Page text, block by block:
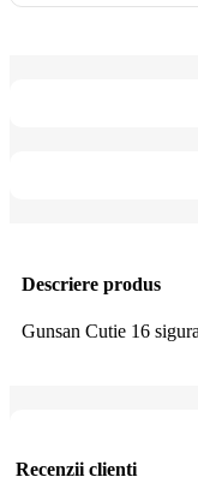
Descriere produs
Gunsan Cutie 16
Recenzii clienti